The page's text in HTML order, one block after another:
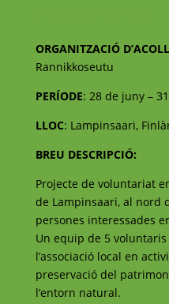
ORGANITZACIÓ
Rannikkoseutu
PERÍODE: 28 de juny –
LLOC: Lampinsaari,
BREU DESCRIPCIÓ:
Projecte de voluntariat
de Lampinsaari, al nord
persones interessades
Un equip de 5 voluntaris
l’associació local en
preservació del
l’entorn natural.